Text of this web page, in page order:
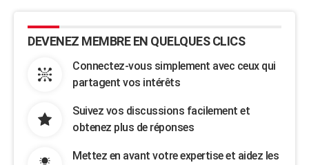
DEVENEZ MEMBRE EN QUELQUES CLICS
Connectez-vous simplement avec ceux qui
partagent vos intérêts
Suivez vos discussions facilement et
obtenez plus de réponses
Mettez en avant votre expertise et aidez les